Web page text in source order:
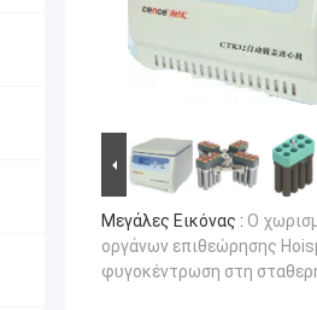
Μεγάλες Εικόνας : Ο
οργάνων επιθεώρησης
φυγοκέντρωση στη